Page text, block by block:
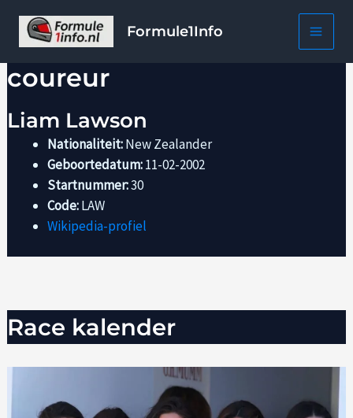
inhoud
Formule1Info
coureur
Liam Lawson
Nationaliteit:New Zealander
Geboortedatum:11-02-2002
Startnummer:30
Code:LAW
Wikipedia-profiel
Race kalender